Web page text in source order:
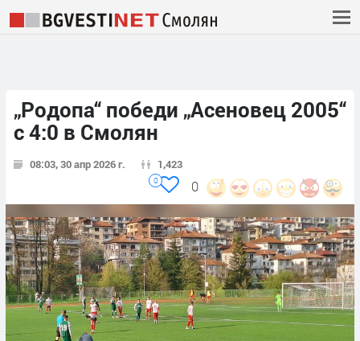
„Родопа“ победи „Асеновец 2005“
с 4:0 в Смолян
08:03, 30 апр 2026 г. 1,423
0
0